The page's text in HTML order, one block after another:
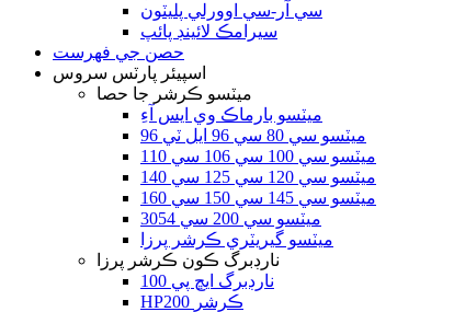
سي آر-سي اوورلي پليٽون
سيرامڪ لائينڊ پائپ
حصن جي فهرست
اسپيئر پارٽس سروس
ميٽسو ڪرشر جا حصا
ميٽسو بارماڪ وي ايس آءِ
ميٽسو سي 80 سي 96 ايل ٽي 96
ميٽسو سي 100 سي 106 سي 110
ميٽسو سي 120 سي 125 سي 140
ميٽسو سي 145 سي 150 سي 160
ميٽسو سي 200 سي 3054
ميٽسو گيريٽري ڪرشر پرزا
نارڊبرگ ڪون ڪرشر پرزا
نارڊبرگ ايڇ پي 100
HP200 ڪرشر